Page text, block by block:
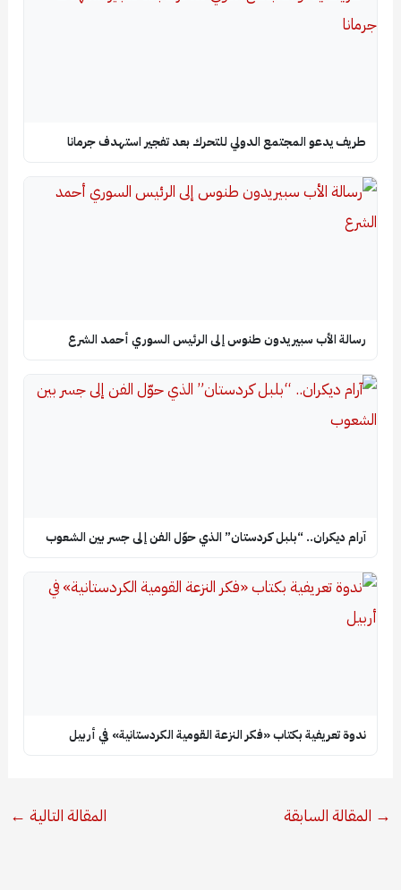
طريف يدعو المجتمع الدولي للتحرك بعد تفجير استهدف جرمانا
رسالة الأب سبيريدون طنوس إلى الرئيس السوري أحمد الشرع
آرام ديكران.. “بلبل كردستان” الذي حوّل الفن إلى جسر بين الشعوب
ندوة تعريفية بكتاب «فكر النزعة القومية الكردستانية» في أربيل
→ المقالة السابقة المقالة التالية ←